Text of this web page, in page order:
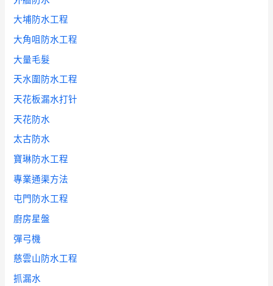
大埔防水工程
大角咀防水工程
大量毛髮
天水圍防水工程
天花板漏水打针
天花防水
太古防水
寶琳防水工程
專業通渠方法
屯門防水工程
廚房星盤
彈弓機
慈雲山防水工程
抓漏水